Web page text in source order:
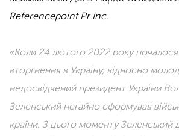
Referencepoint Pr Inc.
«Коли 24 лютого 2022 року почалося
вторгнення в Україну, відносно
недосвідчений президент України
Зеленський негайно сформував
країни. З цього моменту Зеленський